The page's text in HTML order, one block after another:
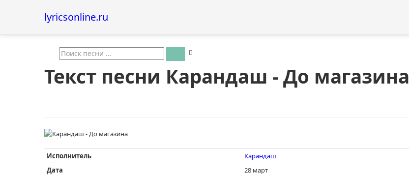
lyricsonline.ru
Текст песни Карандаш - До магазина
Исполнитель
Карандаш
Дата
28 март